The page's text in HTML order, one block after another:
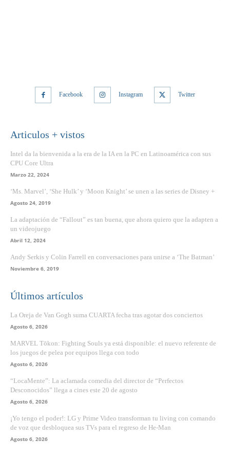
Facebook Instagram Twitter
Articulos + vistos
Intel da la bienvenida a la era de la IA en la PC en Latinoamérica con sus
CPU Core Ultra
Marzo 22, 2024
‘Ms. Marvel’, ‘She Hulk’ y ‘Moon Knight’ se unen a las series de Disney +
Agosto 24, 2019
La adaptación de “Fallout” es tan buena, que ahora quiero que la adapten a
un videojuego
Abril 12, 2024
Andy Serkis y Colin Farrell en conversaciones para unirse a ‘The Batman’
Noviembre 6, 2019
Últimos artículos
La Oreja de Van Gogh suma CUARTA fecha tras agotar dos conciertos
Agosto 6, 2026
MARVEL Tōkon: Fighting Souls ya está disponible: el nuevo referente de
los juegos de pelea por equipos llega con todo
Agosto 6, 2026
“LocaMente”: La aclamada comedia del director de “Perfectos
Desconocidos” llega a cines este 20 de agosto
Agosto 6, 2026
¡Yo tengo el poder!: LG y Prime Video transforman tu living con comando
de voz que desbloquea sus TVs para el regreso de He-Man
Agosto 6, 2026